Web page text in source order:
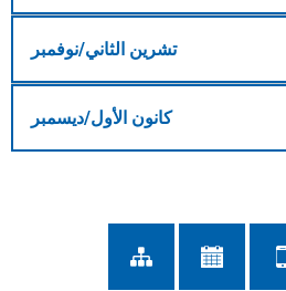
تشرين الثاني/نوفمبر
كانون الأول/ديسمبر